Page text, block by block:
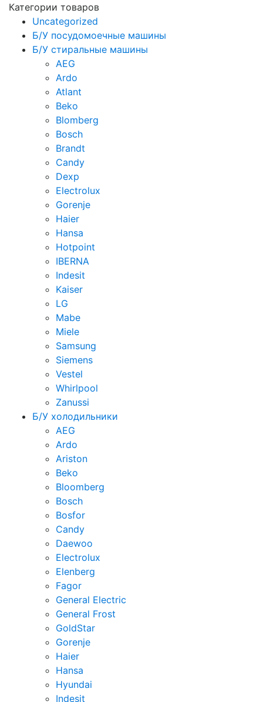
Категории товаров
Uncategorized
Б/У посудомоечные машины
Б/У стиральные машины
AEG
Ardo
Atlant
Beko
Blomberg
Bosch
Brandt
Candy
Dexp
Electrolux
Gorenje
Haier
Hansa
Hotpoint
IBERNA
Indesit
Kaiser
LG
Mabe
Miele
Samsung
Siemens
Vestel
Whirlpool
Zanussi
Б/У холодильники
AEG
Ardo
Ariston
Beko
Bloomberg
Bosch
Bosfor
Candy
Daewoo
Electrolux
Elenberg
Fagor
General Electric
General Frost
GoldStar
Gorenje
Haier
Hansa
Hyundai
Indesit